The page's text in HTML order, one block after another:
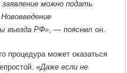
можно подать
въезда РФ», — пояснил он.
процедура может оказаться
«Даже если не